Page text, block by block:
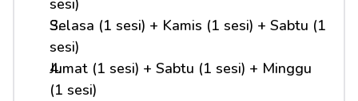
sesi)
Selasa (1 sesi) + Kamis (1 sesi) + Sabtu (1
sesi)
Jumat (1 sesi) + Sabtu (1 sesi) + Minggu
(1 sesi)